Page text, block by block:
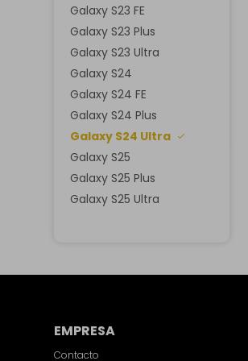
Galaxy S23 FE
Galaxy S23 Plus
Galaxy S23 Ultra
Galaxy S24
Galaxy S24 FE
Galaxy S24 Plus
Galaxy S24 Ultra
Galaxy S25
Galaxy S25 Plus
⁠Galaxy S25 Ultra
EMPRESA
Contacto